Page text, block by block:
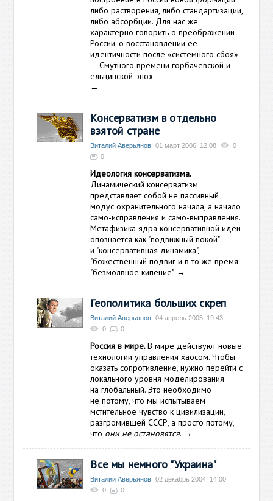
либо растворения, либо стандартизации,
либо абсорбции. Для нас же
характерно говорить о преображении
России, о восстановлении ее
идентичности после «системного сбоя»
— Смутного времени горбачевской и
ельцинской эпох.
→
Консерватизм в отдельно
взятой стране
Виталий Аверьянов 01 март 2006, 12:08
0
0
Идеология консерватизма.
Динамический консерватизм
представляет собой не пассивный
модус охранительного начала, а начало
само-исправления и само-выправления.
Метафизика ядра консервативной идеи
опознается как "подвижный покой"
и "консервативная динамика",
"божественный подвиг и в то же время
"безмолвное кипение". →
Геополитика больших скреп
Виталий Аверьянов
04 апрель 2005, 19:43
0
0
Россия в мире.В мире действуют новые
технологии управления хаосом. Чтобы
оказать сопротивление, нужно перейти с
локального уровня моделирования
на глобальный. Это необходимо
не потому, что мы испытываем
мстительное чувство к цивилизации,
разгромившей СССР, а просто потому,
что они не остановятся. →
Все мы немного "Украина"
Виталий Аверьянов
02 декабрь 2004, 14:00
0
0